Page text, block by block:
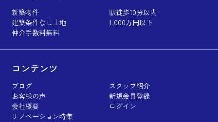
新築物件
駅徒歩10分以内
建築条件なし土地
1,000万円以下
仲介手数料無料
コンテンツ
ブログ
スタッフ紹介
お客様の声
新規会員登録
会社概要
ログイン
リノベーション特集